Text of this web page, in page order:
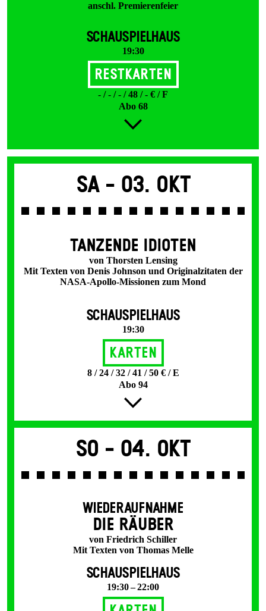
anschl. Premierenfeier
SCHAUSPIELHAUS
19:30
Restkarten
- / - / - / 48 / - € / F
Abo 68
Sa - 03. Okt
TANZENDE IDIOTEN
von Thorsten Lensing
Mit Texten von Denis Johnson und Originalzitaten der
NASA-Apollo-Missionen zum Mond
SCHAUSPIELHAUS
19:30
Karten
8 / 24 / 32 / 41 / 50 € / E
Abo 94
So - 04. Okt
WIEDERAUFNAHME
DIE RÄUBER
von Friedrich Schiller
Mit Texten von Thomas Melle
SCHAUSPIELHAUS
19:30 – 22:00